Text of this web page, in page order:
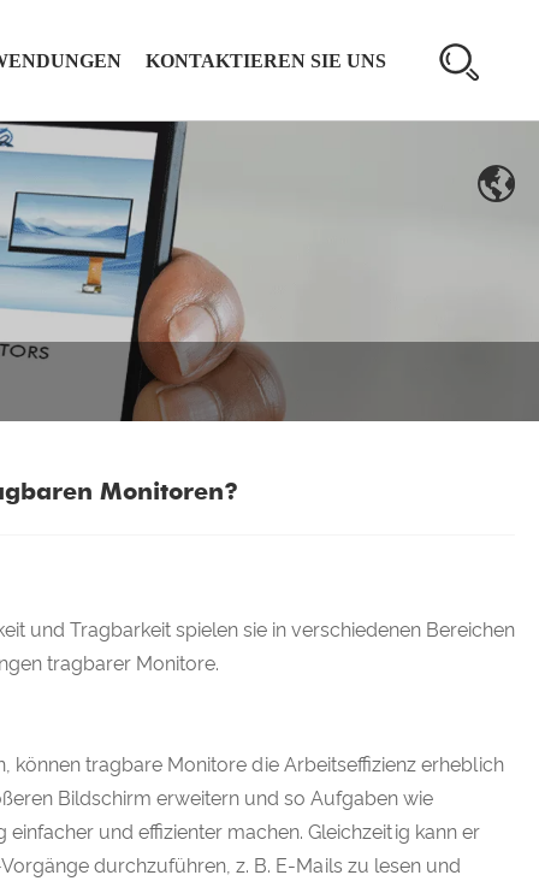
KONTAKTIEREN SIE UNS
Monitoren?
und Tragbarkeit spielen sie in verschiedenen Bereichen
tragbarer Monitore.
können tragbare Monitore die Arbeitseffizienz erheblich
Bildschirm erweitern und so Aufgaben wie
und effizienter machen. Gleichzeitig kann er
durchzuführen, z. B. E-Mails zu lesen und